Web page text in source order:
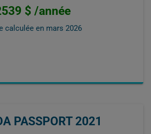
$ /année
calculée en mars 2026
PASSPORT 2021